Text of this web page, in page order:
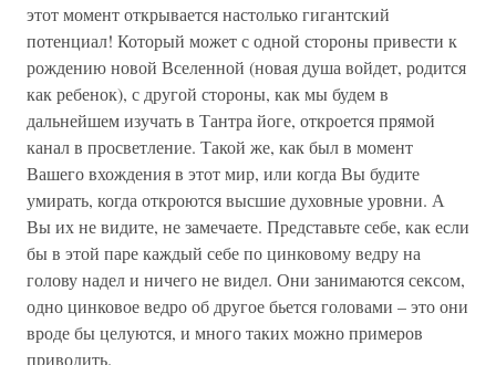
этот момент открывается настолько гигантский
потенциал! Который может с одной стороны привести к
рождению новой Вселенной (новая душа войдет, родится
как ребенок), с другой стороны, как мы будем в
дальнейшем изучать в Тантра йоге, откроется прямой
канал в просветление. Такой же, как был в момент
Вашего вхождения в этот мир, или когда Вы будите
умирать, когда откроются высшие духовные уровни. А
Вы их не видите, не замечаете. Представьте себе, как если
бы в этой паре каждый себе по цинковому ведру на
голову надел и ничего не видел. Они занимаются сексом,
одно цинковое ведро об другое бьется головами – это они
вроде бы целуются, и много таких можно примеров
приводить.